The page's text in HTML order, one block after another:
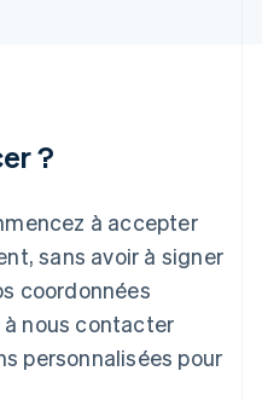
?
à accepter
sans avoir à signer
coordonnées
à nous contacter
personnalisées pour